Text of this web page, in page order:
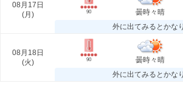
08月17日
(月 ) 90 曇時々晴
外に出てみるとかな
08月18日
(火) 90 曇時々晴
外に出てみるとかな